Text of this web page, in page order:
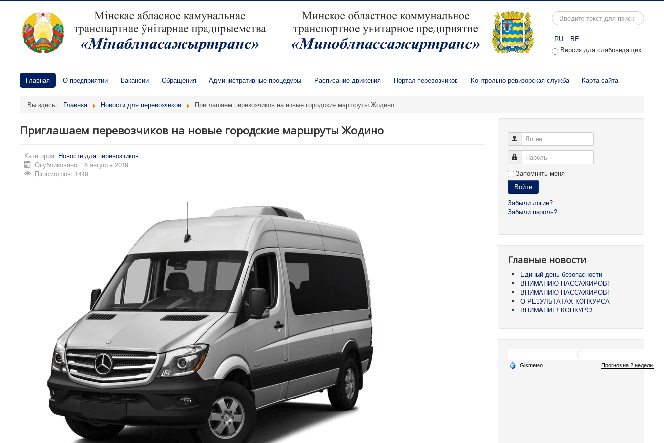
Искать...
RU
BE
Версия для слабовидящих
Главная О предприятии Вакансии Обращения Административные процедуры Расписание движения Портал перевозчиков Контрольно-ревизорская служба Карта сайта
Вы здесь: Главная Новости для перевозчиков Приглашаем перевозчиков на новые городские маршруты Жодино
Приглашаем перевозчиков на новые городские маршруты Жодино
Категория: Новости для перевозчиков
Опубликовано: 16 августа 2019
Просмотров: 1449
Логин
Пароль
Запомнить меня
Войти
Забыли логин?
Забыли пароль?
Главные новости
Единый день безопасности
ВНИМАНИЮ ПАССАЖИРОВ!
ВНИМАНИЮ ПАССАЖИРОВ!
О РЕЗУЛЬТАТАХ КОНКУРСА
ВНИМАНИЕ! КОНКУРС!